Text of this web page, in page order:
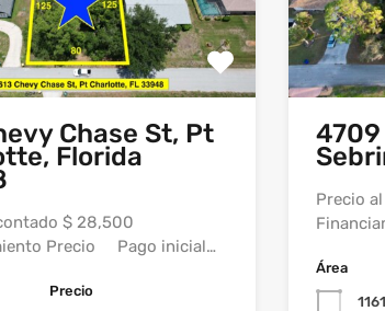
Chase St, Pt
Florida
$ 28,500
Precio Pago inicial…
Precio
Precio
Área